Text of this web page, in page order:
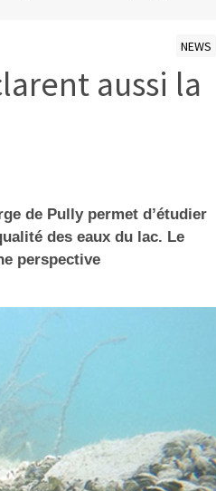
NEWS
aussi la
de Pully permet d’étudier
des eaux du lac. Le
perspective